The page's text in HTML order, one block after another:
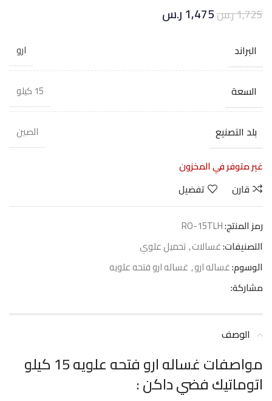
1,725ر.س1,475ر.س
البراند ارو
السعة 15 كيلو
بلد التصنيع
الصين
غير متوفر في المخزون
قارن
تفضيل
رمز المنتج:RO-15TLH
التصنيفات:غسالات,تحميل علوي
الوسوم:غساله ارو, غساله ارو فتحه علويه
مشاركة:
الوصف
مواصفات غساله ارو فتحه علويه 15 كيلو
اتوماتيك فضي داكن :